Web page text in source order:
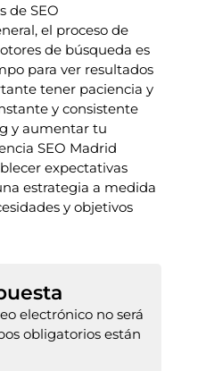
de SEO
el proceso de
de búsqueda es
para ver resultados
tener paciencia y
y consistente
y aumentar tu
SEO Madrid
expectativas
estrategia a medida
y objetivos
electrónico no será
obligatorios están